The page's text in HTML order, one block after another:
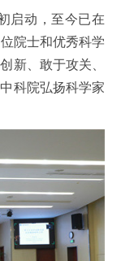
动，至今已在
院士和优秀科学
新、敢于攻关、
科院弘扬科学家